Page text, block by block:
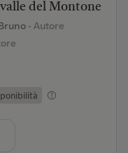
del Montone
- Autore